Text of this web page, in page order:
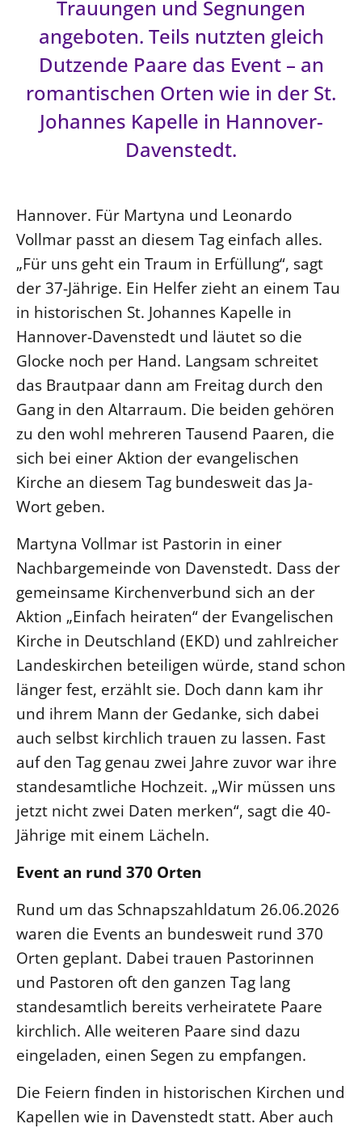
Trauungen und Segnungen
angeboten. Teils nutzten gleich
Dutzende Paare das Event – an
romantischen Orten wie in der St.
Johannes Kapelle in Hannover-
Davenstedt.
Hannover. Für Martyna und Leonardo
Vollmar passt an diesem Tag einfach alles.
„Für uns geht ein Traum in Erfüllung“, sagt
der 37-Jährige. Ein Helfer zieht an einem Tau
in historischen St. Johannes Kapelle in
Hannover-Davenstedt und läutet so die
Glocke noch per Hand. Langsam schreitet
das Brautpaar dann am Freitag durch den
Gang in den Altarraum. Die beiden gehören
zu den wohl mehreren Tausend Paaren, die
sich bei einer Aktion der evangelischen
Kirche an diesem Tag bundesweit das Ja-
Wort geben.
Martyna Vollmar ist Pastorin in einer
Nachbargemeinde von Davenstedt. Dass der
gemeinsame Kirchenverbund sich an der
Aktion „Einfach heiraten“ der Evangelischen
Kirche in Deutschland (EKD) und zahlreicher
Landeskirchen beteiligen würde, stand schon
länger fest, erzählt sie. Doch dann kam ihr
und ihrem Mann der Gedanke, sich dabei
auch selbst kirchlich trauen zu lassen. Fast
auf den Tag genau zwei Jahre zuvor war ihre
standesamtliche Hochzeit. „Wir müssen uns
jetzt nicht zwei Daten merken“, sagt die 40-
Jährige mit einem Lächeln.
Event an rund 370 Orten
Rund um das Schnapszahldatum 26.06.2026
waren die Events an bundesweit rund 370
Orten geplant. Dabei trauen Pastorinnen
und Pastoren oft den ganzen Tag lang
standesamtlich bereits verheiratete Paare
kirchlich. Alle weiteren Paare sind dazu
eingeladen, einen Segen zu empfangen.
Die Feiern finden in historischen Kirchen und
Kapellen wie in Davenstedt statt. Aber auch
LANDESSYNODE
27. Landessynode
Freie Stellen
BIBLIOTHEK & ARCHIV
SERVICE
Älterwerden im Pfarrberuf
Beteiligungsverfahren
Beschwerdestellen
Ephoralbüro
Finanzplanung
Fundraising
IT-Service
Corporate Design
Interventionsplan
Jahresgespräche
Kantine Speiseplan
Kirchliches Amtsblatt
Kirchliche Verwaltung
Klimaschutzgesetz
Kunstreferat
NKVK
Öffentlichkeitsarbeit
Personalausschuss
Projektmanagement
Recht